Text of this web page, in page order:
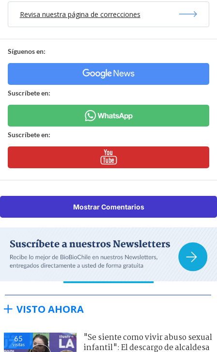
Revisa nuestra página de correcciones
Síguenos en:
Suscríbete en:
Suscríbete en:
Mostrar Comentarios
VISTO AHORA
65
visitas
"Se siente como vivir abuso sexual
infantil": El descargo de alcaldesa